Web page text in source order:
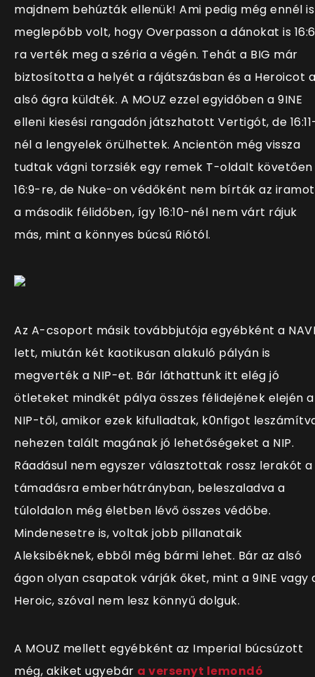
majdnem behúzták ellenük! Ami pedig még ennél is
meglepőbb volt, hogy Overpasson a dánokat is
ra verték meg a széria a végén. Tehát a BIG már
biztosította a helyét a rájátszásban és a Heroicot
alsó ágra küldték. A MOUZ ezzel egyidőben a 9INE
elleni kiesési rangadón játszhatott Vertigót, de
nél a lengyelek örülhettek. Ancientön még vissza
tudtak vágni torzsiék egy remek T-oldalt követően
16:9-re, de Nuke-on védőként nem bírták az iramot
a második félidőben, így 16:10-nél nem várt rájuk
más, mint a könnyes búcsú Riótól.
Az A-csoport másik továbbjutója egyébként a NAVI
lett, miután két kaotikusan alakuló pályán is
megverték a NIP-et. Bár láthattunk itt elég jó
ötleteket mindkét pálya összes félidejének elején a
NIP-től, amikor ezek kifulladtak, k0nfigot
nehezen talált magának jó lehetőségeket a NIP.
Ráadásul nem egyszer választottak rossz lerakót a
támadásra emberhátrányban, beleszaladva a
túloldalon még életben lévő összes védőbe.
Mindenesetre is, voltak jobb pillanataik
Aleksibéknek, ebből még bármi lehet. Bár az alsó
ágon olyan csapatok várják őket, mint a 9INE vagy
Heroic, szóval nem lesz könnyű dolguk.
A MOUZ mellett egyébként az Imperial búcsúzott
még, akiket ugyebár a versenyt lemondó